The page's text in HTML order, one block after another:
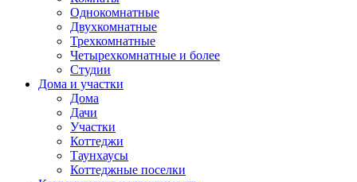
Однокомнатные
Двухкомнатные
Трехкомнатные
Четырехкомнатные и более
Студии
Дома и участки
Дома
Дачи
Участки
Коттеджи
Таунхаусы
Коттеджные поселки